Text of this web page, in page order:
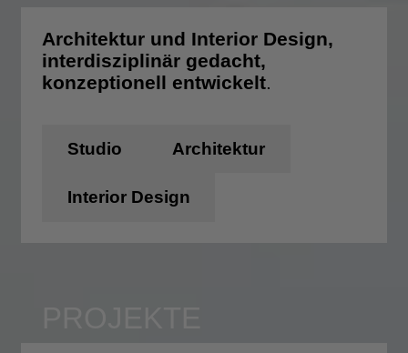
Architektur und Interior Design,
interdisziplinär gedacht,
konzeptionell entwickelt.
Studio Architektur
Interior Design